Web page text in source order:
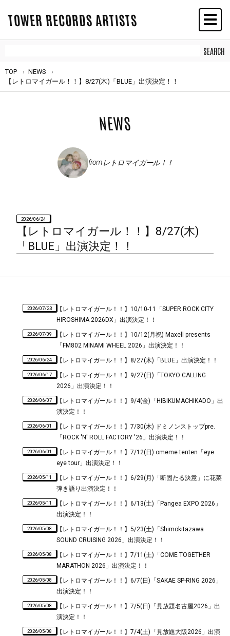
TOWER RECORDS ARTISTS
TOP
NEWS
【レトロマイガール！！】8/27(木)「BLUE」出演決定！！
NEWS
from レトロマイガール！！
2026/06/24
【レトロマイガール！！】8/27(木)
「BLUE」出演決定！！
2026/07/23
【レトロマイガール！！】10/10-11「SUPER ROCK CITY
HIROSHIMA 2026DX」出演決定！！
2026/07/09
【レトロマイガール！！】10/12(月祝) Maxell presents
「FM802 MINAMI WHEEL 2026」出演決定！！
2026/06/24 【レトロマイガール！！】8/27(木)「BLUE」出演決定！！
2026/06/17
【レトロマイガール！！】9/27(日)「TOKYO CALLING
2026」出演決定！！
2026/06/07
【レトロマイガール！！】9/4(金)「HIBIKUMACHIKADO」出
演決定！！
2026/06/01
【レトロマイガール！！】7/30(木) ドミノンストップpre.
「ROCK 'N' ROLL FACTORY '26」出演決定！！
2026/06/01
【レトロマイガール！！】7/12(日) omeme tenten「eye
eye tour」出演決定！！
2026/05/11
【レトロマイガール！！】6/29(月)「断固たる決意」に花菜
弾き語り出演決定！！
2026/05/11
【レトロマイガール！！】6/13(土)「Pangea EXPO 2026」
出演決定！！
2026/05/08
【レトロマイガール！！】5/23(土)「Shimokitazawa
SOUND CRUISING 2026」出演決定！！
2026/05/08
【レトロマイガール！！】7/11(土)「COME TOGETHER
MARATHON 2026」出演決定！！
2026/05/08
【レトロマイガール！！】6/7(日)「SAKAE SP-RING 2026」
出演決定！！
2026/05/08
【レトロマイガール！！】7/5(日)「見放題名古屋2026」出
演決定！！
2026/05/08
【レトロマイガール！！】7/4(土)「見放題大阪2026」出演